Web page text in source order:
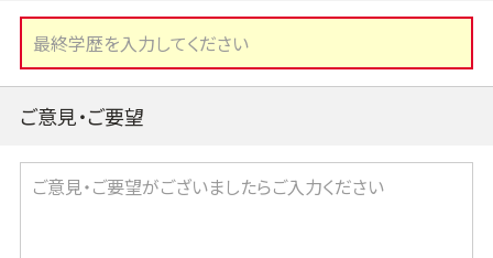
ご意見・ご要望